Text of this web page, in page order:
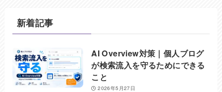
(20)
新着記事
AI Overview対策｜個人ブログ
が検索流入を守るためにできる
こと
2026年5月27日